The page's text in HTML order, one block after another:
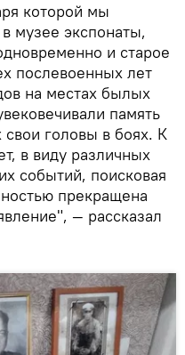
которой мы
музее экспонаты,
и старое
послевоенных лет
на местах былых
память
головы в боях. К
в виду различных
событий, поисковая
прекращена
— рассказал